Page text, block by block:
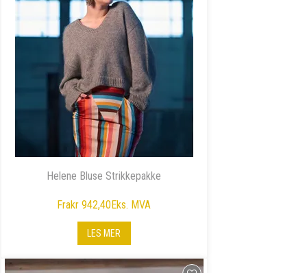
Helene Bluse Strikkepakke
Frakr 942,40Eks. MVA
LES MER